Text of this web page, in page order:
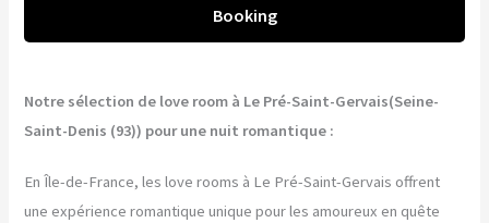
Booking
Notre sélection de love room à Le Pré-Saint-Gervais(Seine-
Saint-Denis (93)) pour une nuit romantique :
En Île-de-France, les love rooms à Le Pré-Saint-Gervais offrent
une expérience romantique unique pour les amoureux en quête